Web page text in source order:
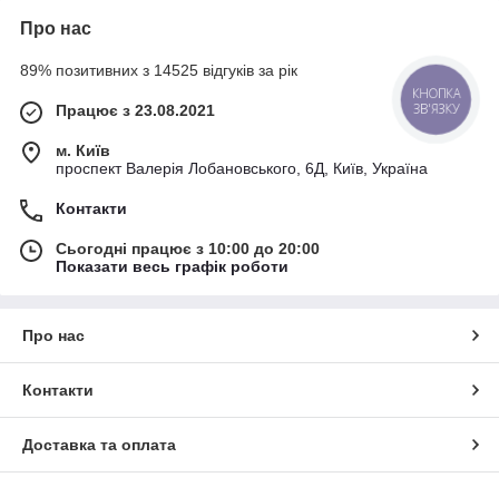
Про нас
89% позитивних з 14525 відгуків за рік
Працює з 23.08.2021
м. Київ
проспект Валерія Лобановського, 6Д, Київ, Україна
Контакти
Сьогодні працює з 10:00 до 20:00
Показати весь графік роботи
Про нас
Контакти
Доставка та оплата
КНОПКА
ЗВ'ЯЗКУ